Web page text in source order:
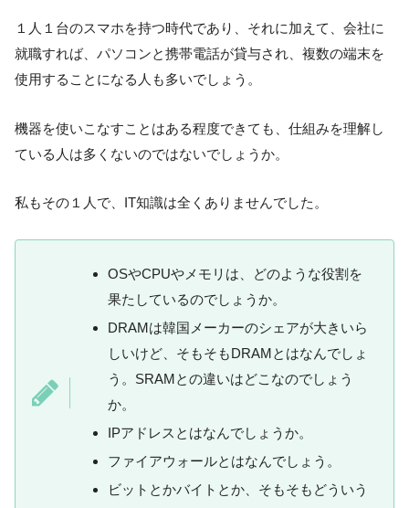
１人１台のスマホを持つ時代であり、それに加えて、会社に
就職すれば、パソコンと携帯電話が貸与され、複数の端末を
使用することになる人も多いでしょう。
機器を使いこなすことはある程度できても、仕組みを理解し
ている人は多くないのではないでしょうか。
私もその１人で、IT知識は全くありませんでした。
OSやCPUやメモリは、どのような役割を
果たしているのでしょうか。
DRAMは韓国メーカーのシェアが大きいら
しいけど、そもそもDRAMとはなんでしょ
う。SRAMとの違いはどこなのでしょう
か。
IPアドレスとはなんでしょうか。
ファイアウォールとはなんでしょう。
ビットとかバイトとか、そもそもどういう